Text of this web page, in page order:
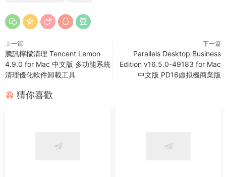
上一篇
騰訊檸檬清理 Tencent Lemon
4.9.0 for Mac 中文版 多功能系統
清理優化軟件卸載工具
下一篇
Parallels Desktop Business
Edition v16.5.0-49183 for Mac
中文版 PD16虛拟機商業版
猜你喜歡